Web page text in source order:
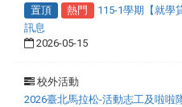
置頂
熱門
115-1學期【就學
訊息
2026-05-15
校外活動
2026臺北馬拉松-活動志工及啦啦